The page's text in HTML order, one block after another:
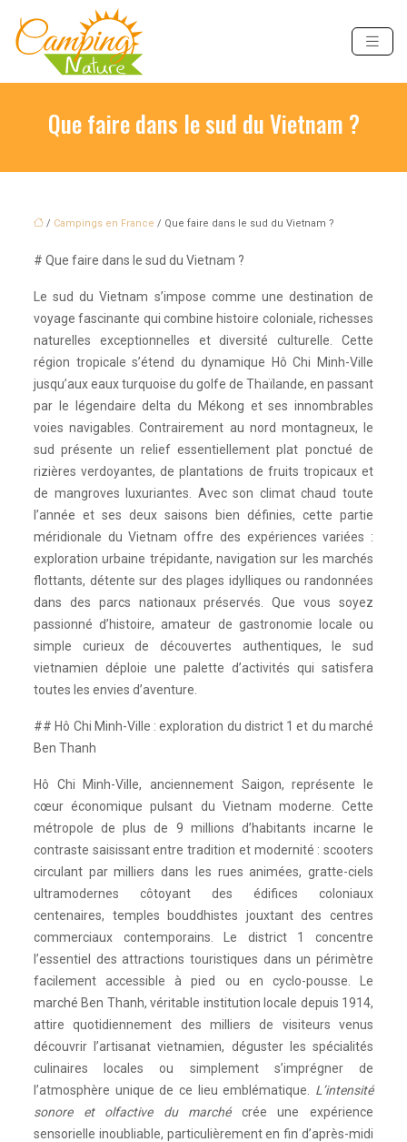
Que faire dans le sud du Vietnam ?
/ Campings en France / Que faire dans le sud du Vietnam ?
# Que faire dans le sud du Vietnam ?
Le sud du Vietnam s’impose comme une destination de
voyage fascinante qui combine histoire coloniale, richesses
naturelles exceptionnelles et diversité culturelle. Cette
région tropicale s’étend du dynamique Hô Chi Minh-Ville
jusqu’aux eaux turquoise du golfe de Thaïlande, en passant
par le légendaire delta du Mékong et ses innombrables
voies navigables. Contrairement au nord montagneux, le
sud présente un relief essentiellement plat ponctué de
rizières verdoyantes, de plantations de fruits tropicaux et
de mangroves luxuriantes. Avec son climat chaud toute
l’année et ses deux saisons bien définies, cette partie
méridionale du Vietnam offre des expériences variées :
exploration urbaine trépidante, navigation sur les marchés
flottants, détente sur des plages idylliques ou randonnées
dans des parcs nationaux préservés. Que vous soyez
passionné d’histoire, amateur de gastronomie locale ou
simple curieux de découvertes authentiques, le sud
vietnamien déploie une palette d’activités qui satisfera
toutes les envies d’aventure.
## Hô Chi Minh-Ville : exploration du district 1 et du marché
Ben Thanh
Hô Chi Minh-Ville, anciennement Saigon, représente le
cœur économique pulsant du Vietnam moderne. Cette
métropole de plus de 9 millions d’habitants incarne le
contraste saisissant entre tradition et modernité : scooters
circulant par milliers dans les rues animées, gratte-ciels
ultramodernes côtoyant des édifices coloniaux
centenaires, temples bouddhistes jouxtant des centres
commerciaux contemporains. Le district 1 concentre
l’essentiel des attractions touristiques dans un périmètre
facilement accessible à pied ou en cyclo-pousse. Le
marché Ben Thanh, véritable institution locale depuis 1914,
attire quotidiennement des milliers de visiteurs venus
découvrir l’artisanat vietnamien, déguster les spécialités
culinaires locales ou simplement s’imprégner de
l’atmosphère unique de ce lieu emblématique. L’intensité
sonore et olfactive du marchécrée une expérience
sensorielle inoubliable, particulièrement en fin d’après-midi